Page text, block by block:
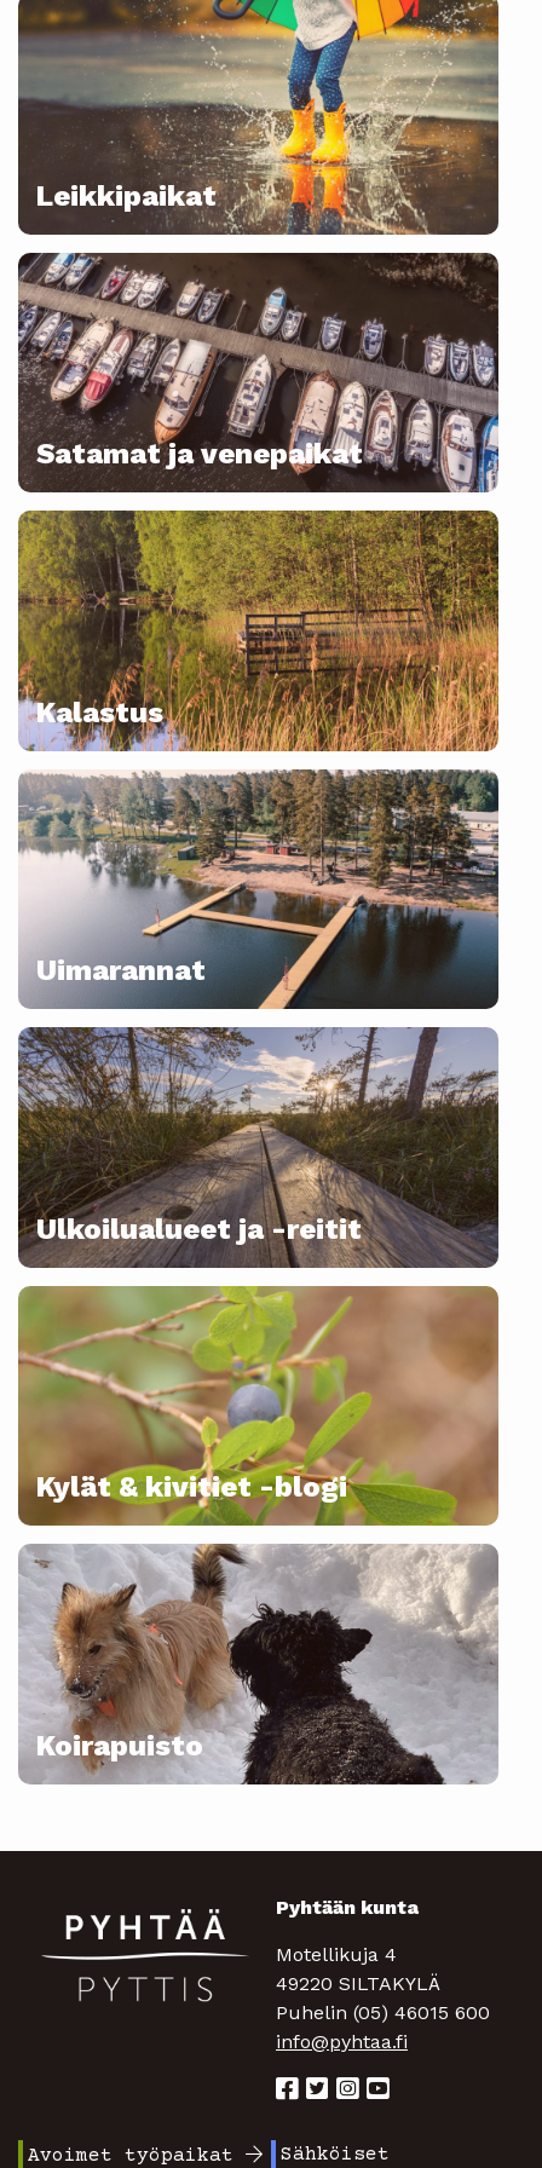
Leikkipaikat
Satamat ja venepaikat
Kalastus
Uimarannat
Ulkoilualueet ja -reitit
Kylät & kivitiet -blogi
Koirapuisto
Pyhtään kunta
Motellikuja 4
49220 SILTAKYLÄ
Puhelin (05) 46015 600
info@pyhtaa.fi
Avoimet työpaikat Sähköiset